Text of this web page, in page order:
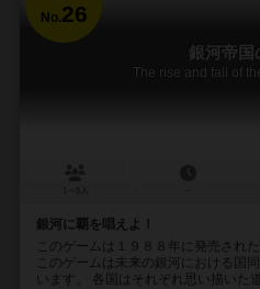
No.26
銀河帝国
The rise and fall of
銀河に覇を唱えよ！
このゲームは１９８８年に発売され
このゲームは未来の銀河における国
います。 各国はそれぞれ思い描いた